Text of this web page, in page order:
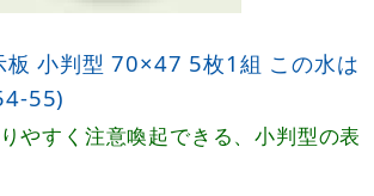
板 小判型 70×47 5枚1組 この水は
55)
やすく注意喚起できる、小判型の表